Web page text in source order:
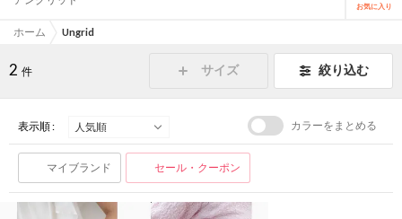
お気に入り
ホーム Ungrid
2 件 サイズ 絞り込む
表示順 : カラーをまとめる
マイブランド セール・クーポン